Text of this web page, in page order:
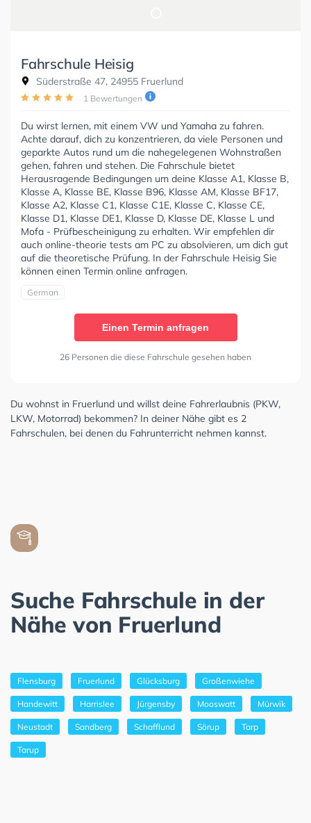
Fahrschule Heisig
Süderstraße 47, 24955 Fruerlund
1 Bewertungen
Du wirst lernen, mit einem VW und Yamaha zu fahren.
Achte darauf, dich zu konzentrieren, da viele Personen und
geparkte Autos rund um die nahegelegenen Wohnstraßen
gehen, fahren und stehen. Die Fahrschule bietet
Herausragende Bedingungen um deine Klasse A1, Klasse B,
Klasse A, Klasse BE, Klasse B96, Klasse AM, Klasse BF17,
Klasse A2, Klasse C1, Klasse C1E, Klasse C, Klasse CE,
Klasse D1, Klasse DE1, Klasse D, Klasse DE, Klasse L und
Mofa - Prüfbescheinigung zu erhalten. Wir empfehlen dir
auch online-theorie tests am PC zu absolvieren, um dich gut
auf die theoretische Prüfung. In der Fahrschule Heisig Sie
können einen Termin online anfragen.
German
Einen Termin anfragen
26 Personen die diese Fahrschule gesehen haben
Du wohnst in Fruerlund und willst deine Fahrerlaubnis (PKW,
LKW, Motorrad) bekommen? In deiner Nähe gibt es 2
Fahrschulen, bei denen du Fahrunterricht nehmen kannst.
Suche Fahrschule in der
Nähe von Fruerlund
Flensburg Fruerlund Glücksburg Großenwiehe
Handewitt Harrislee Jürgensby Mooswatt Mürwik
Neustadt Sandberg Schafflund Sörup Tarp
Tarup